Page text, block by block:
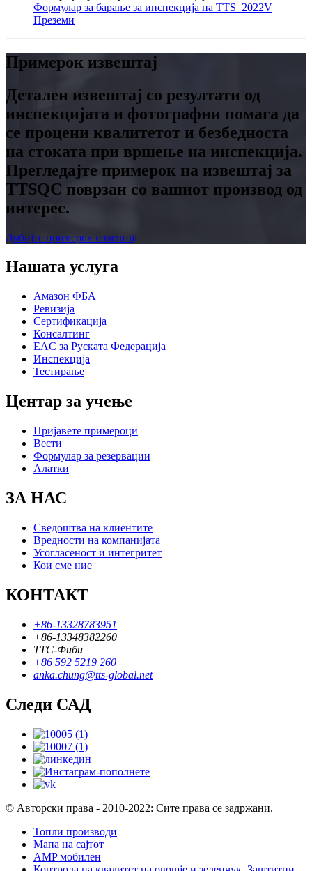
Формулар за барање за инспекција на TTS_2022V
Преземи
Примерок извештај
Детален извештај со резултати од
инспекцијата и фотографии помага да
се процени квалитетот и безбедноста
на стоката при вршење на инспекција.
Прегледајте примерок на извештај за
TTSQC поврзан со вашиот производ од
интерес.
Добијте примерок извештај
Нашата услуга
Амазон ФБА
Ревизија
Сертификација
Консалтинг
EAC за Руската Федерација
Инспекција
Тестирање
Центар за учење
Пријавете примероци
Вести
Формулар за резервации
Алатки
ЗА НАС
Сведоштва на клиентите
Вредности на компанијата
Усогласеност и интегритет
Кои сме ние
КОНТАКТ
+86-13328783951
+86-13348382260
ТТС-Фиби
+86 592 5219 260
anka.chung@tts-global.net
Следи САД
© Авторски права - 2010-2022: Сите права се задржани.
Топли производи
Мапа на сајтот
AMP мобилен